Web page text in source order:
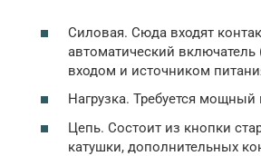
Силовая. Сюда входят
автоматический включатель
входом и источником
Нагрузка. Требуется мощный
Цепь. Состоит из кнопки
катушки, дополнительных